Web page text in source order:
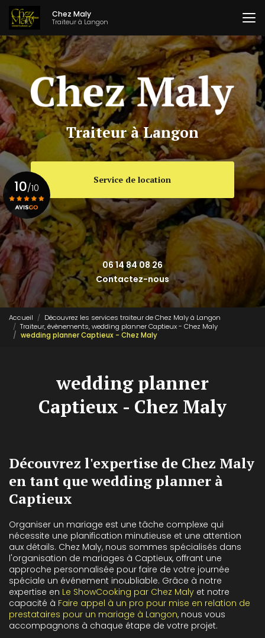
Aller
contenu
principal
Chez Maly
Traiteur à Langon
Traiteur à Langon
Service de location
06 14 84 08 26
Contactez-nous
10/10
Voir le certificat
Accueil
Découvrez les services traiteur de Chez Maly à Langon
Traiteur, évènements, wedding planner Captieux - Chez Maly
wedding planner Captieux - Chez Maly
wedding planner
Captieux - Chez Maly
Découvrez l'expertise de Chez Maly
en tant que wedding planner à
Captieux
Organiser un mariage est une tâche complexe qui
nécessite une planification minutieuse et une attention
aux détails. Chez Maly, nous sommes spécialisés dans
l'organisation de mariages à Captieux, offrant une
approche personnalisée pour faire de votre journée
spéciale un événement inoubliable. Grâce à notre
expertise en Le ShowCooking par Chez Maly et notre
capacité à Faire appel à un pro pour mise en relation de
prestataires pour un mariage à Langon, nous vous
accompagnons à chaque étape de votre projet.